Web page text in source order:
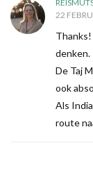
22
denken.
De Taj
ook
Als
route